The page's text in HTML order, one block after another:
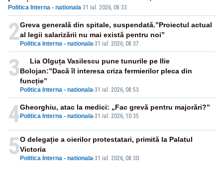
milioane”
Politica Interna - nationala·31 iul. 2026, 08:33
2 Politica Interna - nationala-31 iul. 2026, 08:37
Greva generală din spitale, suspendată.”Proiectul actual
al legii salarizării nu mai există pentru noi”
3
Politica Interna - nationala-31 iul. 2026, 08:53
Lia Olguța Vasilescu pune tunurile pe Ilie
Bolojan:”Dacă îl interesa criza fermierilor pleca din
funcție”
4 Politica Interna - nationala-31 iul. 2026, 10:35
Gheorghiu, atac la medici: „Fac grevă pentru majorări?”
5 Politica Interna - nationala-31 iul. 2026, 08:30
O delegație a oierilor protestatari, primită la Palatul
Victoria